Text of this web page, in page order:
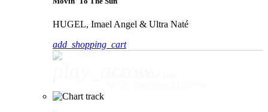
HUGEL, Imael Angel & Ultra Naté
add_shopping_cart